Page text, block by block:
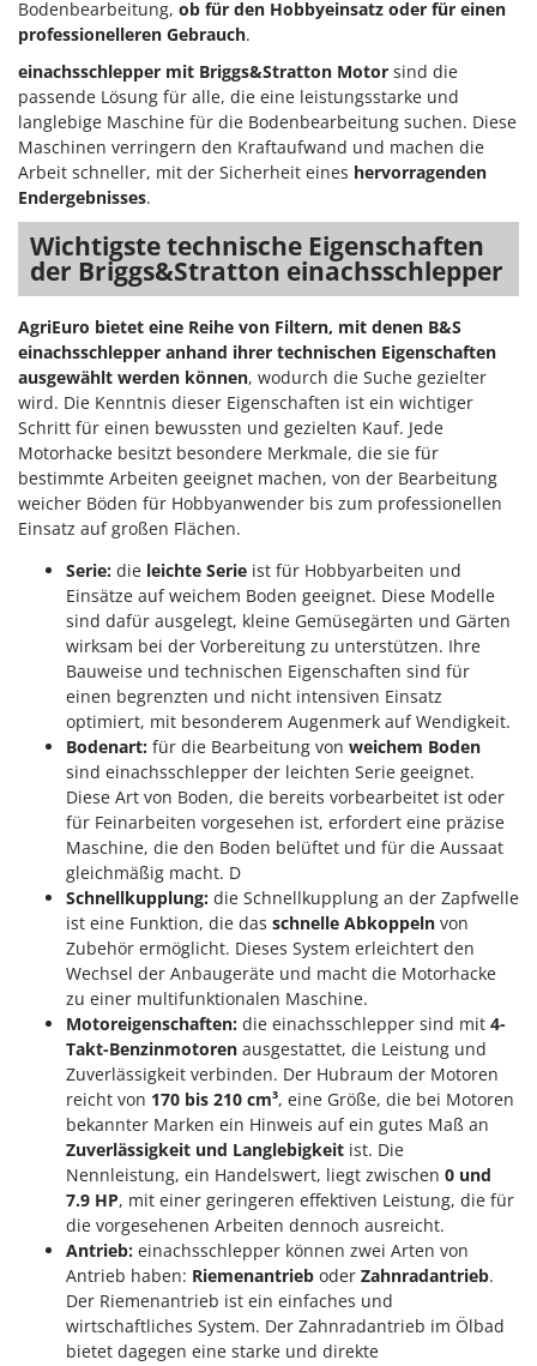
MCH
Mille
Minox
Mockmill
More than chef
MOSA
MOVA
MTD
N
New O.M.R.A.
Nilfisk
Ninja
Novatec
Novital
NuAir
NuovaFac
Officine Savioli
Oliviero
Olix
OMA
Omas
Ompagrill
Ooni
Oriental Koshin
Outdoorchef
Palazzetti
Palumbo Pavi
Partisani
Paterlini
Philips
Pramac
Prismafood
R.G.V.
Bodenbearbeitung, ob für den Hobbyeinsatz oder für einen
professionelleren Gebrauch.
einachsschlepper mit Briggs&Stratton Motor sind die
passende Lösung für alle, die eine leistungsstarke und
langlebige Maschine für die Bodenbearbeitung suchen. Diese
Maschinen verringern den Kraftaufwand und machen die
Arbeit schneller, mit der Sicherheit eines hervorragenden
Endergebnisses.
Wichtigste technische Eigenschaften
der Briggs&Stratton einachsschlepper
AgriEuro bietet eine Reihe von Filtern, mit denen B&S
einachsschlepper anhand ihrer technischen Eigenschaften
ausgewählt werden können, wodurch die Suche gezielter
wird. Die Kenntnis dieser Eigenschaften ist ein wichtiger
Schritt für einen bewussten und gezielten Kauf. Jede
Motorhacke besitzt besondere Merkmale, die sie für
bestimmte Arbeiten geeignet machen, von der Bearbeitung
weicher Böden für Hobbyanwender bis zum professionellen
Einsatz auf großen Flächen.
Serie: die leichte Serie ist für Hobbyarbeiten und
Einsätze auf weichem Boden geeignet. Diese Modelle
sind dafür ausgelegt, kleine Gemüsegärten und Gärten
wirksam bei der Vorbereitung zu unterstützen. Ihre
Bauweise und technischen Eigenschaften sind für
einen begrenzten und nicht intensiven Einsatz
optimiert, mit besonderem Augenmerk auf Wendigkeit.
Bodenart: für die Bearbeitung von weichem Boden
sind einachsschlepper der leichten Serie geeignet.
Diese Art von Boden, die bereits vorbearbeitet ist oder
für Feinarbeiten vorgesehen ist, erfordert eine präzise
Maschine, die den Boden belüftet und für die Aussaat
gleichmäßig macht. D
Schnellkupplung: die Schnellkupplung an der Zapfwelle
ist eine Funktion, die das schnelle Abkoppeln von
Zubehör ermöglicht. Dieses System erleichtert den
Wechsel der Anbaugeräte und macht die Motorhacke
zu einer multifunktionalen Maschine.
Motoreigenschaften: die einachsschlepper sind mit 4-
Takt-Benzinmotoren ausgestattet, die Leistung und
Zuverlässigkeit verbinden. Der Hubraum der Motoren
reicht von 170 bis 210 cm³, eine Größe, die bei Motoren
bekannter Marken ein Hinweis auf ein gutes Maß an
Zuverlässigkeit und Langlebigkeit ist. Die
Nennleistung, ein Handelswert, liegt zwischen 0 und
7.9 HP, mit einer geringeren effektiven Leistung, die für
die vorgesehenen Arbeiten dennoch ausreicht.
Antrieb: einachsschlepper können zwei Arten von
Antrieb haben: Riemenantrieb oder Zahnradantrieb.
Der Riemenantrieb ist ein einfaches und
wirtschaftliches System. Der Zahnradantrieb im Ölbad
bietet dagegen eine starke und direkte